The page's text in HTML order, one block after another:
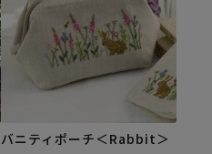
バニティポーチ＜Rabbit＞